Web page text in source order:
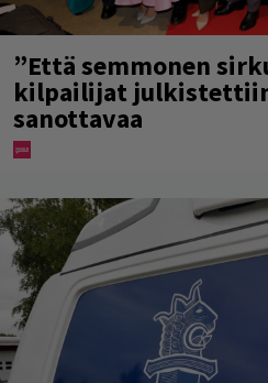
”Että semmonen
kilpailijat
sanottavaa